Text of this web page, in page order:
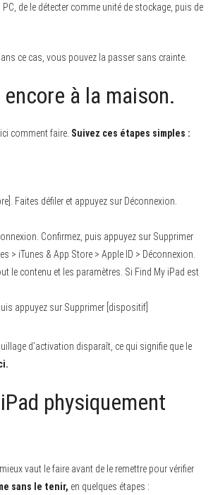
PC, de le détecter comme unité de stockage, puis de
ce cas, vous pouvez la passer sans crainte.
encore à la maison.
comment faire. Suivez ces étapes simples :
Faites défiler et appuyez sur Déconnexion.
Confirmez, puis appuyez sur Supprimer
> iTunes & App Store > Apple ID > Déconnexion.
le contenu et les paramètres. Si Find My iPad est
appuyez sur Supprimer [dispositif]
d’activation disparaît, ce qui signifie que le
physiquement
vaut le faire avant de le remettre pour vérifier
sans le tenir, en quelques étapes :